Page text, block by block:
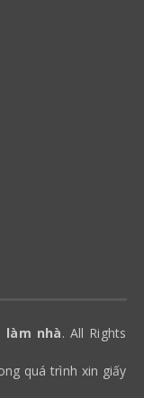
làm nhà. All Rights
quá trình xin giấy